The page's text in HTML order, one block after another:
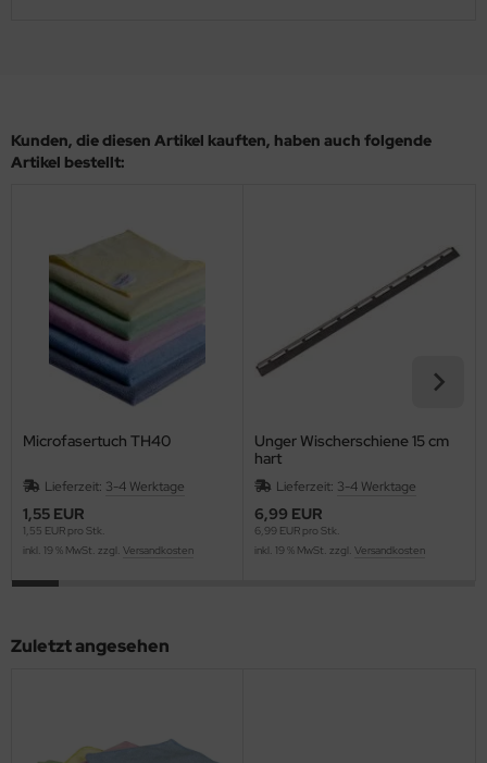
Kunden, die diesen Artikel kauften, haben auch folgende
Artikel bestellt:
Microfasertuch TH40
Lieferzeit: 3-4 Werktage
1,55 EUR
1,55 EUR pro Stk.
inkl. 19 % MwSt. zzgl. Versandkosten
Unger Wischerschiene 15 cm
hart
Lieferzeit: 3-4 Werktage
6,99 EUR
6,99 EUR pro Stk.
inkl. 19 % MwSt. zzgl. Versandkosten
Zuletzt angesehen